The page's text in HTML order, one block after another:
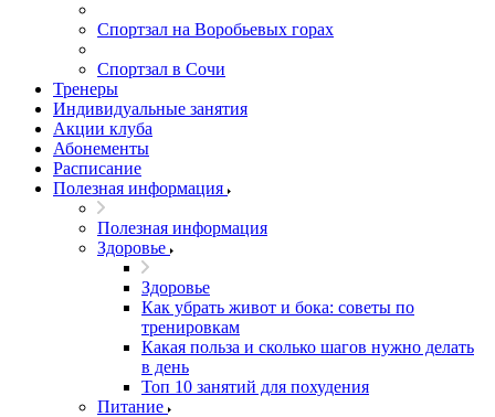
Спортзал на Воробьевых горах
Спортзал в Сочи
Тренеры
Индивидуальные занятия
Акции клуба
Абонементы
Расписание
Полезная информация
Полезная информация
Здоровье
Здоровье
Как убрать живот и бока: советы по
тренировкам
Какая польза и сколько шагов нужно делать
в день
Топ 10 занятий для похудения
Питание